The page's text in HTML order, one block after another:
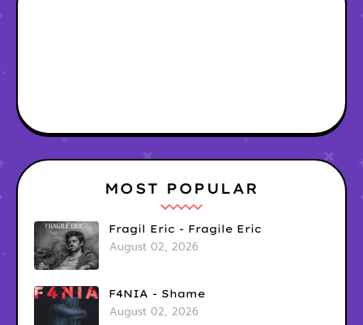
MOST POPULAR
Fragil Eric - Fragile Eric
August 02, 2026
F4NIA - Shame
August 02, 2026